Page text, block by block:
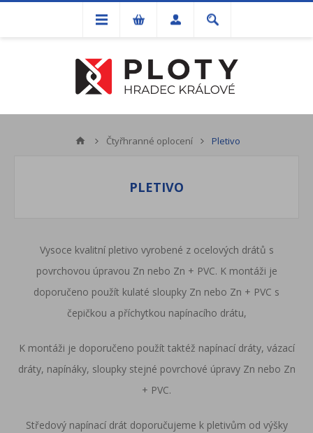
Čtyřhranné oplocení Pletivo
PLETIVO
Vysoce kvalitní pletivo vyrobené z ocelových drátů s
povrchovou úpravou Zn nebo Zn + PVC. K montáži je
doporučeno použít kulaté sloupky Zn nebo Zn + PVC s
čepičkou a příchytkou napínacího drátu,
K montáži je doporučeno použít taktéž napínací dráty, vázací
dráty, napínáky, sloupky stejné povrchové úpravy Zn nebo Zn
+ PVC.
Středový napínací drát doporučujeme k pletivům od výšky